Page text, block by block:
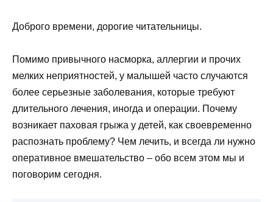
Доброго времени, дорогие читательницы.
Помимо привычного насморка, аллергии и прочих
мелких неприятностей, у малышей часто случаются
более серьезные заболевания, которые требуют
длительного лечения, иногда и операции. Почему
возникает паховая грыжа у детей, как своевременно
распознать проблему? Чем лечить, и всегда ли нужно
оперативное вмешательство – обо всем этом мы и
поговорим сегодня.